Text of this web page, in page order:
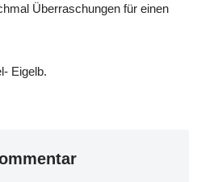
Überraschungen für einen
Eigelb.